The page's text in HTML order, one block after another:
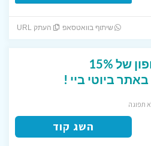
שיתוף בוואטסאפ העתק URL
קוד קופון של 15%
ביוטי ביי !
תפוגה
השג קוד